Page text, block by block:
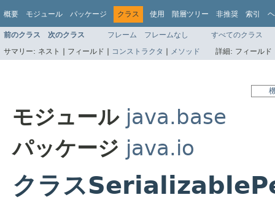
概要 モジュール パッケージ クラス 使用 階層ツリー 非推奨 索引
前のクラス 次のクラス フレーム フレームなし
すべてのクラス
サマリー: ネスト | フィールド | コンストラクタ | メソッド 詳細: フィール
モジュール java.base
パッケージ java.io
クラス